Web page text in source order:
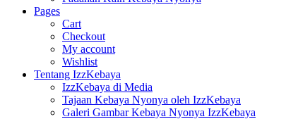
Pages
Cart
Checkout
My account
Wishlist
Tentang IzzKebaya
IzzKebaya di Media
Tajaan Kebaya Nyonya oleh IzzKebaya
Galeri Gambar Kebaya Nyonya IzzKebaya